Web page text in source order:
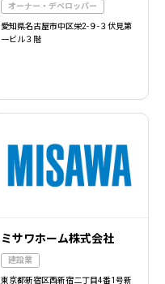
オーナー・デベロッパー
愛知県名古屋市中区栄2-９-３伏見第
一ビル３階
ミサワホーム株式会社
建設業
東京都新宿区西新宿二丁目4番1号新